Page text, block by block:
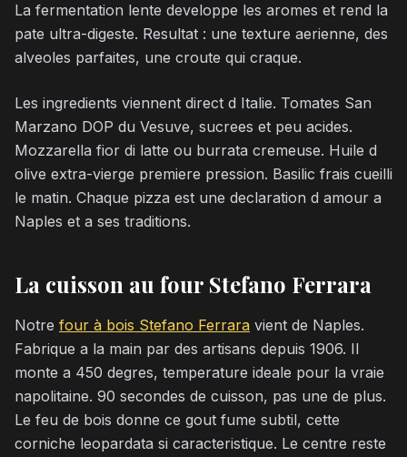
La fermentation lente developpe les aromes et rend la
pate ultra-digeste. Resultat : une texture aerienne, des
alveoles parfaites, une croute qui craque.
Les ingredients viennent direct d Italie. Tomates San
Marzano DOP du Vesuve, sucrees et peu acides.
Mozzarella fior di latte ou burrata cremeuse. Huile d
olive extra-vierge premiere pression. Basilic frais cueilli
le matin. Chaque pizza est une declaration d amour a
Naples et a ses traditions.
La cuisson au four Stefano Ferrara
Notre four à bois Stefano Ferrara vient de Naples.
Fabrique a la main par des artisans depuis 1906. Il
monte a 450 degres, temperature ideale pour la vraie
napolitaine. 90 secondes de cuisson, pas une de plus.
Le feu de bois donne ce gout fume subtil, cette
corniche leopardata si caracteristique. Le centre reste